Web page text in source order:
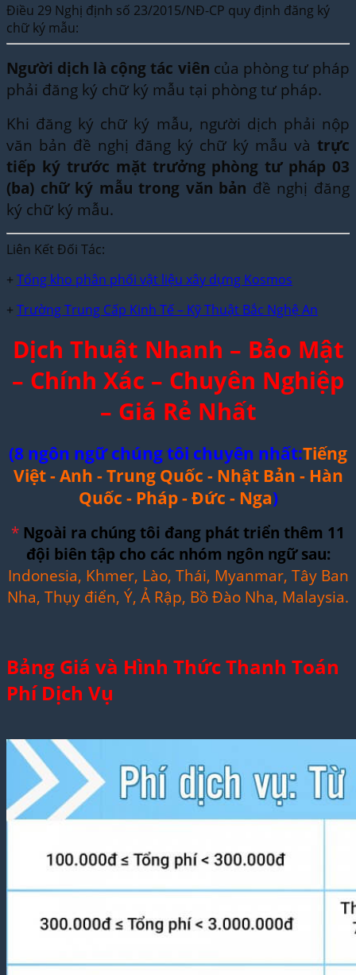
Điều 29 Nghị định số 23/2015/NĐ-CP quy định đăng ký
chữ ký mẫu:
Người dịch là cộng tác viên của phòng tư pháp
phải đăng ký chữ ký mẫu tại phòng tư pháp.
Khi đăng ký chữ ký mẫu, người dịch phải nộp
văn bản đề nghị đăng ký chữ ký mẫu và trực
tiếp ký trước mặt trưởng phòng tư pháp 03
(ba) chữ ký mẫu trong văn bản đề nghị đăng
ký chữ ký mẫu.
Liên Kết Đối Tác:
+ Tổng kho phân phối vật liệu xây dựng Kosmos
+ Trường Trung Cấp Kinh Tế – Kỹ Thuật Bắc Nghệ An
Dịch Thuật Nhanh – Bảo Mật
– Chính Xác – Chuyên Nghiệp
– Giá Rẻ Nhất
(8 ngôn ngữ chúng tôi chuyên nhất:Tiếng
Việt - Anh - Trung Quốc - Nhật Bản - Hàn
Quốc - Pháp - Đức - Nga)
* Ngoài ra chúng tôi đang phát triển thêm 11
đội biên tập cho các nhóm ngôn ngữ sau:
Indonesia, Khmer, Lào, Thái, Myanmar, Tây Ban
Nha, Thụy điển, Ý, Ả Rập, Bồ Đào Nha, Malaysia.
Bảng Giá và Hình Thức Thanh Toán
Phí Dịch Vụ